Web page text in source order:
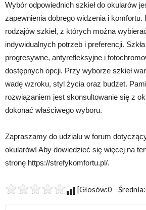
Wybór odpowiednich szkieł do okularów
zapewnienia dobrego widzenia i komfortu.
rodzajów szkieł, z których można
indywidualnych potrzeb i preferencji.
progresywne, antyrefleksyjne i
dostępnych opcji. Przy wyborze szkieł
wadę wzroku, styl życia oraz budżet.
rozwiązaniem jest skonsultowanie się z
dokonać właściwego wyboru.
Zapraszamy do udziału w forum
okularów! Aby dowiedzieć się więcej na
stronę https://strefykomfortu.pl/.
[Głosów:0